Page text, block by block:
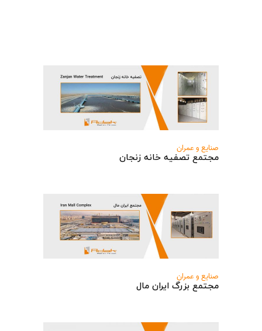
صنایع و عمران
مجتمع تصفیه خانه زنجان
صنایع و عمران
مجتمع بزرگ ایران مال